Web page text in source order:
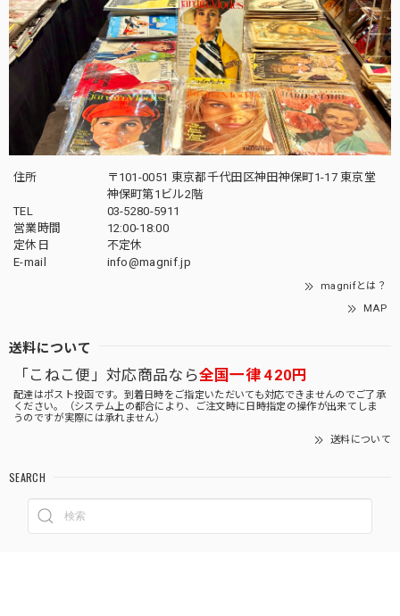
住所
〒101-0051 東京都千代田区神田神保町1-17 東京堂
神保町第1ビル2階
TEL
03-5280-5911
営業時間
12:00-18:00
定休日
不定休
E-mail
info@magnif.jp
magnifとは？
MAP
送料について
「こねこ便」対応商品なら全国一律 420円
配達はポスト投函です。到着日時をご指定いただいても対応できませんのでご了承
ください。（システム上の都合により、ご注文時に日時指定の操作が出来てしま
うのですが実際には承れません）
送料について
SEARCH